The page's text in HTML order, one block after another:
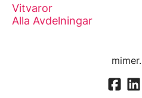
Vitvaror
Alla Avdelningar